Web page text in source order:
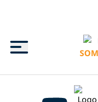
Menu